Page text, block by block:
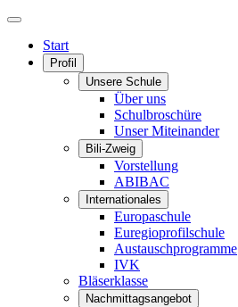
Start
Profil
Unsere Schule
Über uns
Schulbroschüre
Unser Miteinander
Bili-Zweig
Vorstellung
ABIBAC
Internationales
Europaschule
Euregioprofilschule
Austauschprogramme
IVK
Bläserklasse
Nachmittagsangebot